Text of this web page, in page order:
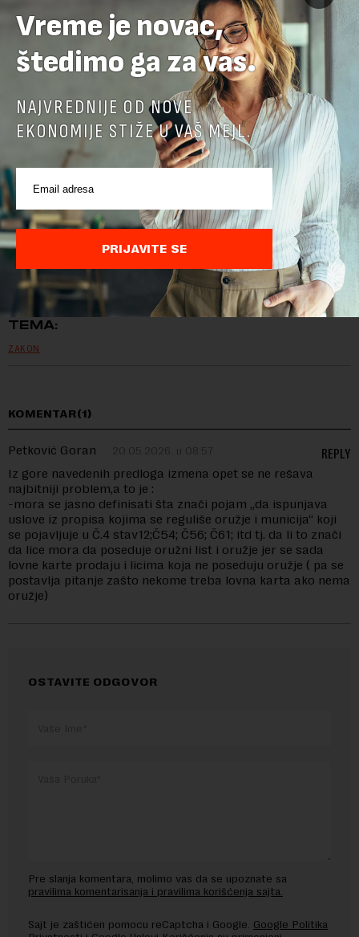
Preuzimanje delova teksta je dozvoljeno, ali uz obavezno navođenje
izvora i uz postavljanje linka ka izvornom tekstu na novaekonomija.rs
TEMA:
ZAKON
KOMENTAR(1)
Petković Goran 20.05.2026. u 08:57
Iz gore navedenih predloga izmena opet se ne rešava
najbitniji problem,a to je :
-mora se jasno definisati šta znači pojam ,,da ispunjava
uslove iz propisa kojima se reguliše oružje i municija“ koji
se pojavljuje u Č.4 stav12;Č54; Č56; Č61; itd tj. da li to znači
da lice mora da poseduje oružni list i oružje jer se sada
lovne karte prodaju i licima koja ne poseduju oružje ( pa se
postavlja pitanje zašto nekome treba lovna karta ako nema
oružje)
REPLY
OSTAVITE ODGOVOR
Pre slanja komentara, molimo vas da se upoznate sa
pravilima komentarisanja i pravilima korišćenja sajta.
Sajt je zaštićen pomocu reCaptcha i Google. Google Politika
Vreme je novac,
štedimo ga za vas.
NAJVREDNIJE OD NOVE
EKONOMIJE STIŽE U VAŠ MEJL.
PRIJAVITE SE